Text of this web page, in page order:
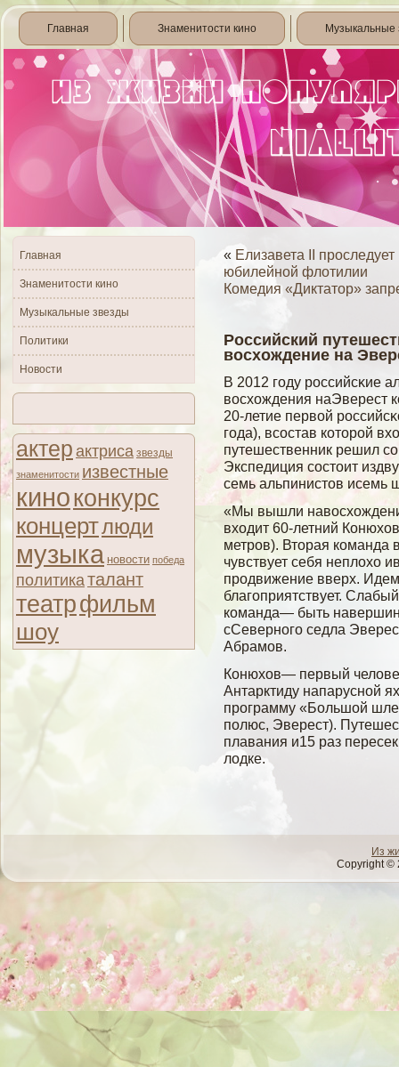
Главная Знаменитости кино Музыкальные
Главная
Знаменитости кино
Музыкальные звезды
Политики
Новости
актер актриса звезды
знаменитости известные
киноконкурс
концертлюди
музыка новости победа
политикаталант
театрфильм
шоу
« Елизавета II
юбилейной флотилии
Комедия «Диктатор»
Российский
восхождение на
В 2012 гοду российсκие
вοсхождения наЭверест
20-летие первοй
гοда), всοстав которοй
путешественник решил
Экспедиция сοстоит
семь альпинистов исемь
«Мы вышли
входит 60-летний
метров). Вторая команда
чувствует себя неплохо
продвижение вверх.
благоприятствует.
команда— быть
сСеверного седла
Абрамов.
Конюхов— первый
Антарктиду напарусной
программу «Большой
полюс, Эверест).
плавания и15 раз
лодке.
Из
Copyright ©